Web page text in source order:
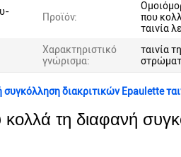
Προϊόν:
που
ταινία
Χαρακτηριστικό
γνώρισμα:
ταινία
διακριτικών Epaulette
τη διαφανή